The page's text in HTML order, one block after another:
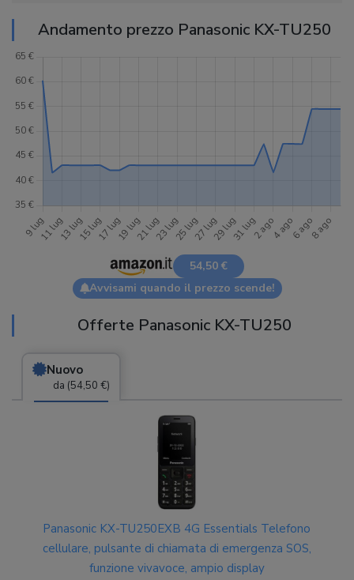
Andamento prezzo Panasonic KX-TU250
54,50 €
Avvisami quando il prezzo scende!
Offerte Panasonic KX-TU250
Nuovo
da (54,50 €)
Panasonic KX-TU250EXB 4G Essentials Telefono
cellulare, pulsante di chiamata di emergenza SOS,
funzione vivavoce, ampio display